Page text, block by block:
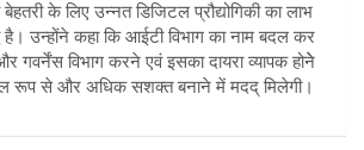
के लिए उन्नत डिजिटल प्रौद्योगिकी का लाभ
है। उन्होंने कहा कि आईटी विभाग का नाम बदल कर
गवर्नेंस विभाग करने एवं इसका दायरा व्यापक होनेे
रूप से और अधिक सशक्त बनाने में मदद् मिलेगी।